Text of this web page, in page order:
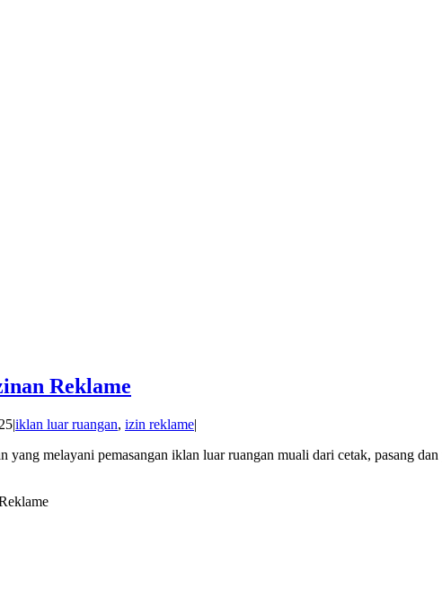
Reklame
|iklan luar ruangan, izin reklame|
yang melayani pemasangan iklan luar ruangan muali dari cetak, pasang